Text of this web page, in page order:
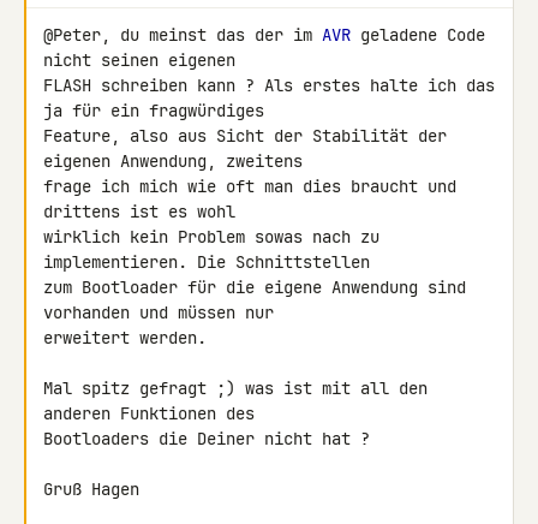
@Peter, du meinst das der im AVR geladene Code
nicht seinen eigenen
FLASH schreiben kann ? Als erstes halte ich das
ja für ein fragwürdiges
Feature, also aus Sicht der Stabilität der
eigenen Anwendung, zweitens
frage ich mich wie oft man dies braucht und
drittens ist es wohl
wirklich kein Problem sowas nach zu
implementieren. Die Schnittstellen
zum Bootloader für die eigene Anwendung sind
vorhanden und müssen nur
erweitert werden.
Mal spitz gefragt ;) was ist mit all den
anderen Funktionen des
Bootloaders die Deiner nicht hat ?
Gruß Hagen